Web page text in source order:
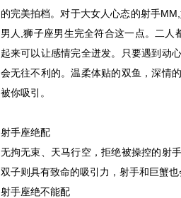
的完美拍档。对于大女人心态的射手
男人,狮子座男生完全符合这一点。二
起来可以让感情完全迸发。只要遇到动
会无往不利的。温柔体贴的双鱼，深情
被你吸引。
射手座绝配
无拘无束、天马行空，拒绝被操控的射
双子则具有致命的吸引力，射手和巨蟹也
射手座绝不能配